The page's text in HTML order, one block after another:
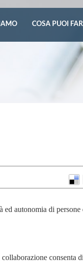
COSA PUOI
ed autonomia di
consenta